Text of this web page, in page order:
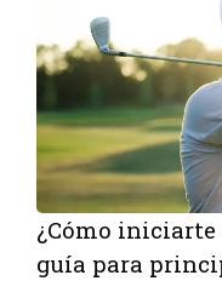
¿Cómo
guía para